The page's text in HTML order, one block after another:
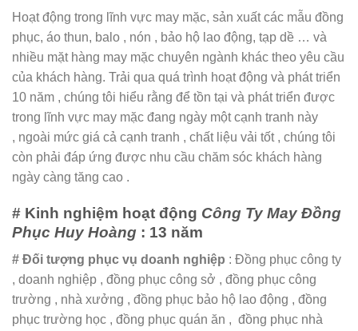
Hoạt động trong lĩnh vực may mặc, sản xuất các mẫu đồng
phục, áo thun, balo , nón , bảo hộ lao động, tạp dề … và
nhiều mặt hàng may mặc chuyên ngành khác theo yêu cầu
của khách hàng. Trải qua quá trình hoạt động và phát triển
10 năm , chúng tôi hiểu rằng để tồn tại và phát triển được
trong lĩnh vực may mặc đang ngày một cạnh tranh này
, ngoài mức giá cả cạnh tranh , chất liệu vải tốt , chúng tôi
còn phải đáp ứng được nhu cầu chăm sóc khách hàng
ngày càng tăng cao .
# Kinh nghiệm hoạt động Công Ty May Đồng
Phục Huy Hoàng : 13 năm
# Đối tượng phục vụ doanh nghiệp : Đồng phục công ty
, doanh nghiệp , đồng phục công sở , đồng phục công
trường , nhà xưởng , đồng phục bảo hộ lao động , đồng
phục trường học , đồng phục quán ăn , đồng phục nhà